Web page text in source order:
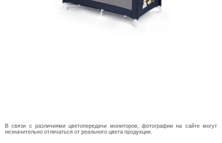
В связи с различиями цветопередачи мониторов, фотографии на сайте могут
незначительно отличаться от реального цвета продукции.